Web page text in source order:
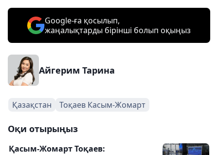
Google-ға қосылып,
жаңалықтарды бірінші болып оқыңыз
Айгерим Тарина
Қазақстан Тоқаев Касым-Жомарт
Оқи отырыңыз
Қасым-Жомарт Тоқаев: